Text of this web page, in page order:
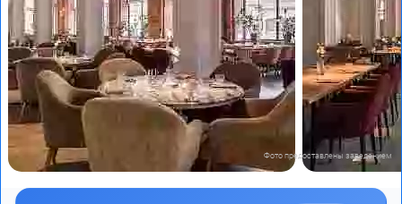
Фото предоставлены заведением